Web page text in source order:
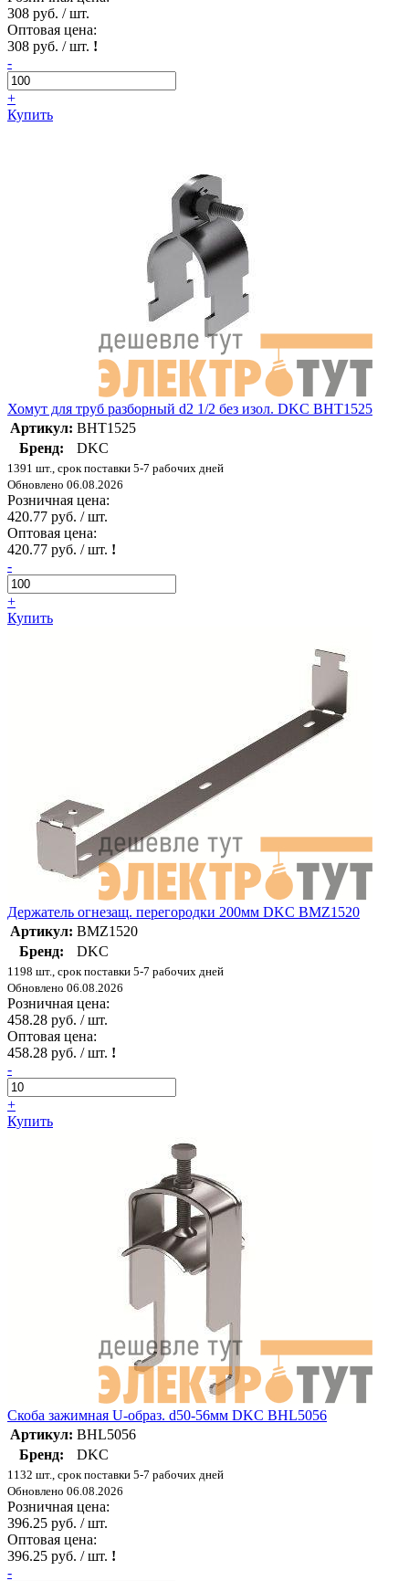
308 руб. / шт.
Оптовая цена:
308 руб. / шт. !
-
+
Купить
Хомут для труб разборный d2 1/2 без изол. DKC BHT1525
Артикул: BHT1525
Бренд:
DKC
1391 шт., срок поставки 5-7 рабочих дней
Обновлено 06.08.2026
Розничная цена:
420.77 руб. / шт.
Оптовая цена:
420.77 руб. / шт. !
-
+
Купить
Держатель огнезащ. перегородки 200мм DKC BMZ1520
Артикул: BMZ1520
Бренд:
DKC
1198 шт., срок поставки 5-7 рабочих дней
Обновлено 06.08.2026
Розничная цена:
458.28 руб. / шт.
Оптовая цена:
458.28 руб. / шт. !
-
+
Купить
Скоба зажимная U-образ. d50-56мм DKC BHL5056
Артикул: BHL5056
Бренд:
DKC
1132 шт., срок поставки 5-7 рабочих дней
Обновлено 06.08.2026
Розничная цена:
396.25 руб. / шт.
Оптовая цена:
396.25 руб. / шт. !
-